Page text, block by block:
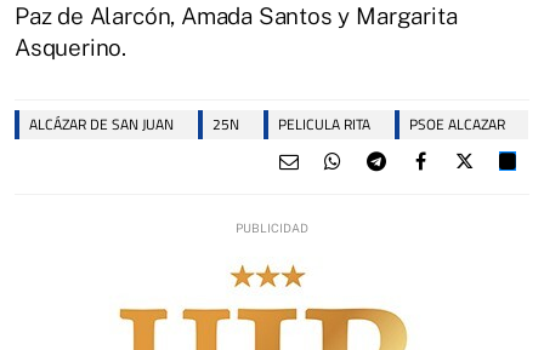
Paz de Alarcón, Amada Santos y Margarita
Asquerino.
ALCÁZAR DE SAN JUAN 25N PELICULA RITA PSOE ALCAZAR